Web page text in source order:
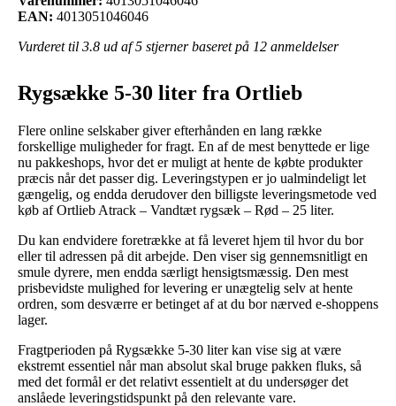
EAN: 4013051046046
Vurderet til 3.8 ud af 5 stjerner baseret på 12 anmeldelser
Rygsække 5-30 liter fra Ortlieb
Flere online selskaber giver efterhånden en lang række
forskellige muligheder for fragt. En af de mest benyttede er lige
nu pakkeshops, hvor det er muligt at hente de købte produkter
præcis når det passer dig. Leveringstypen er jo ualmindeligt let
gængelig, og endda derudover den billigste leveringsmetode ved
køb af Ortlieb Atrack – Vandtæt rygsæk – Rød – 25 liter.
Du kan endvidere foretrække at få leveret hjem til hvor du bor
eller til adressen på dit arbejde. Den viser sig gennemsnitligt en
smule dyrere, men endda særligt hensigtsmæssig. Den mest
prisbevidste mulighed for levering er unægtelig selv at hente
ordren, som desværre er betinget af at du bor nærved e-shoppens
lager.
Fragtperioden på Rygsække 5-30 liter kan vise sig at være
ekstremt essentiel når man absolut skal bruge pakken fluks, så
med det formål er det relativt essentielt at du undersøger det
anslåede leveringstidspunkt på den relevante vare.